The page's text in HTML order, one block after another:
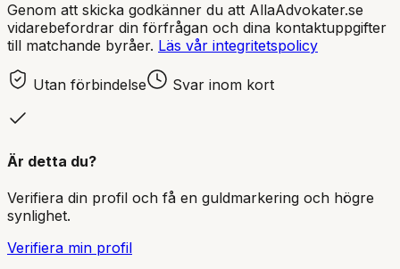
Genom att skicka godkänner du att AllaAdvokater.se
vidarebefordrar din förfrågan och dina kontaktuppgifter
till matchande byråer. Läs vår integritetspolicy
Utan förbindelse Svar inom kort
Är detta du?
Verifiera din profil och få en guldmarkering och högre
synlighet.
Verifiera min profil